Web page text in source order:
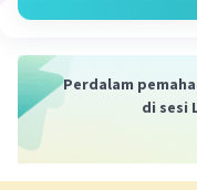
Dalam
sedangkan
ini tidak sejajar
Perdalam
di sesi